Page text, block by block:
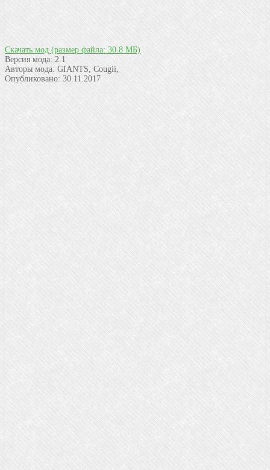
Скачать мод (размер файла: 30.8 МБ)
Версия мода: 2.1
Авторы мода: GIANTS, Cougii,
Опубликовано: 30.11.2017